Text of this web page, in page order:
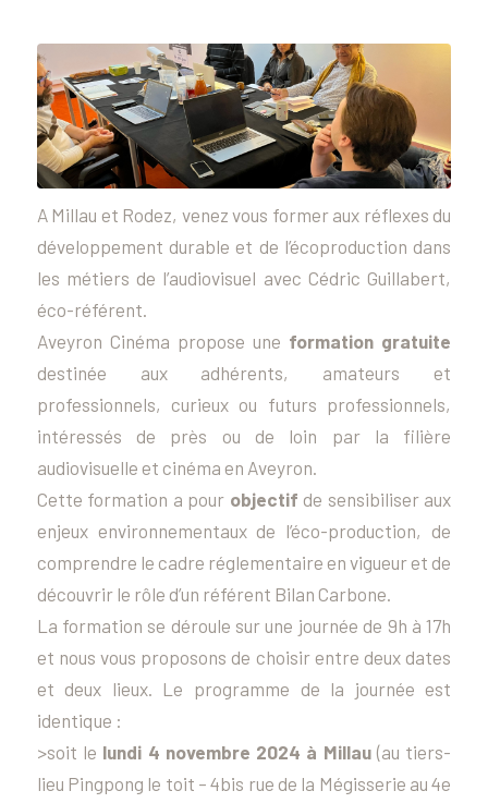
A Millau et Rodez, venez vous former aux réflexes du
développement durable et de l’écoproduction dans
les métiers de l’audiovisuel avec Cédric Guillabert,
éco-référent.
Aveyron Cinéma propose une formation gratuite
destinée aux adhérents, amateurs et
professionnels, curieux ou futurs professionnels,
intéressés de près ou de loin par la filière
audiovisuelle et cinéma en Aveyron.
Cette formation a pour objectif de sensibiliser aux
enjeux environnementaux de l’éco-production, de
comprendre le cadre réglementaire en vigueur et de
découvrir le rôle d’un référent Bilan Carbone.
La formation se déroule sur une journée de 9h à 17h
et nous vous proposons de choisir entre deux dates
et deux lieux. Le programme de la journée est
identique :
>soit le lundi 4 novembre 2024 à Millau(au tiers-
lieu Pingpong le toit – 4bis rue de la Mégisserie au 4e